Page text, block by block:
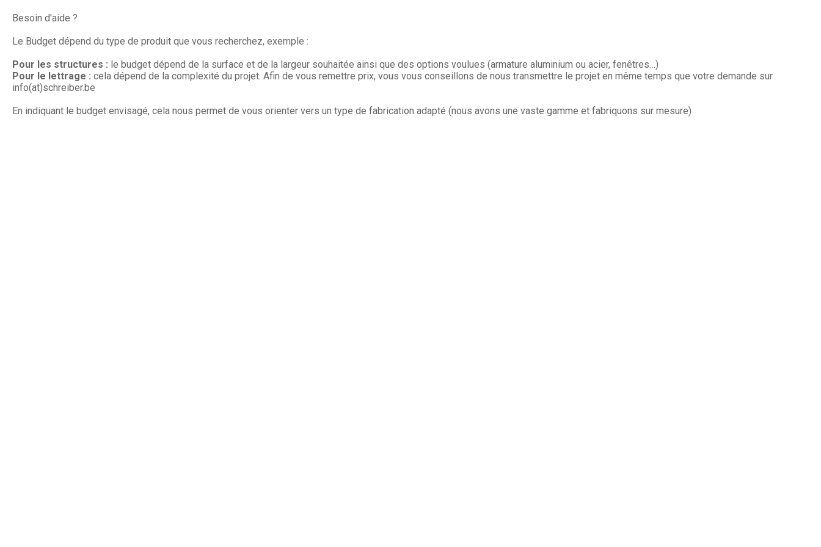
Besoin d'aide ?
Le Budget dépend du type de produit que vous recherchez, exemple :
Pour les structures : le budget dépend de la surface et de la largeur souhaitée ainsi que des options voulues (armature aluminium ou acier, fenêtres…)
Pour le lettrage : cela dépend de la complexité du projet. Afin de vous remettre prix, vous vous conseillons de nous transmettre le projet en même temps que votre demande sur
info(at)schreiber.be
En indiquant le budget envisagé, cela nous permet de vous orienter vers un type de fabrication adapté (nous avons une vaste gamme et fabriquons sur mesure)